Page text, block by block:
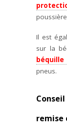
Il est
sur la
béquille
pneus.
remise